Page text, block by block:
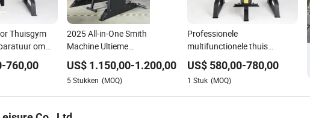
Thuisgym
om
te
-760,00
2025 All-in-One Smith
Machine Ultieme
Multifunctionele Thuis Gym
Apparatuur
US$ 1.150,00-1.200,00
5Stukken (MOQ)
Professionele
multifunctionele thuis
oefening kantoor
lichaamsfitness Smith
machine gym apparatuur
US$ 580,00-780,00
1 Stuk (MOQ)